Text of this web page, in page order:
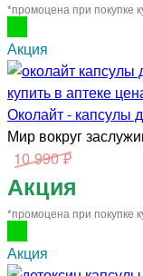
*промоцена при покупке
Акция
Околайт - капсулы
Мир вокруг
10 990 ₽
Акция
*промоцена при покупке
Акция